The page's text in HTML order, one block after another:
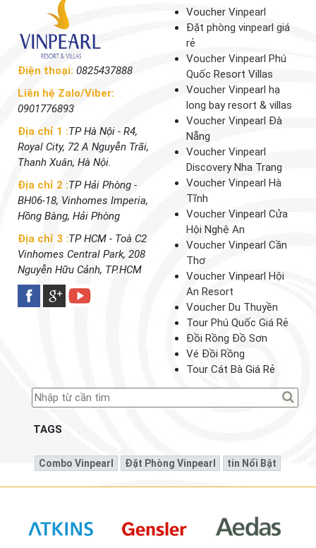
Điện thoại: 0825437888
Liên hệ Zalo/Viber:
0901776893
Địa chỉ 1 :TP Hà Nội - R4,
Royal City, 72 A Nguyễn Trãi,
Thanh Xuân, Hà Nội.
Địa chỉ 2 :TP Hải Phòng -
BH06-18, Vinhomes Imperia,
Hồng Bàng, Hải Phòng
Địa chỉ 3 :TP HCM - Toà C2
Vinhomes Central Park, 208
Nguyễn Hữu Cảnh, TP.HCM
Voucher Vinpearl
Đặt phòng vinpearl giá
rẻ
Voucher Vinpearl Phú
Quốc Resort Villas
Voucher Vinpearl hạ
long bay resort & villas
Voucher Vinpearl Đà
Nẵng
Voucher Vinpearl
Discovery Nha Trang
Voucher Vinpearl Hà
Tĩnh
Voucher Vinpearl Cửa
Hội Nghệ An
Voucher Vinpearl Cần
Thơ
Voucher Vinpearl Hội
An Resort
Voucher Du Thuyền
Tour Phú Quốc Giá Rẻ
Đồi Rồng Đồ Sơn
Vé Đồi Rồng
Tour Cát Bà Giá Rẻ
TAGS
Combo Vinpearl Đặt Phòng Vinpearl Tin Nổi Bật